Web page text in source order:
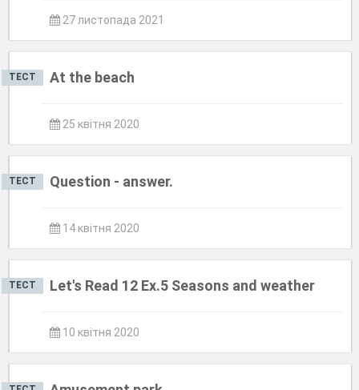
27 листопада 2021
ТЕСТ At the beach
25 квітня 2020
ТЕСТ Question - answer.
14 квітня 2020
ТЕСТ Let's Read 12 Ex.5 Seasons and weather
10 квітня 2020